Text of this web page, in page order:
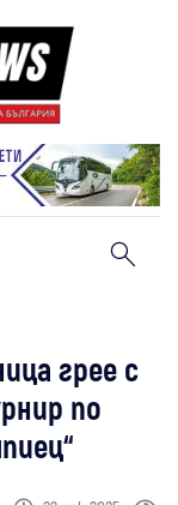
грее с
по